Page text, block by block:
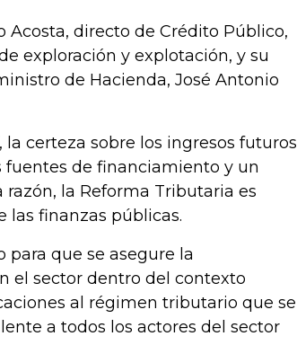
Acosta, directo de Crédito Público,
exploración y explotación, y su
de Hacienda, José Antonio
certeza sobre los ingresos futuros
de financiamiento y un
la Reforma Tributaria es
las finanzas públicas.
para que se asegure la
el sector dentro del contexto
al régimen tributario que se
a todos los actores del sector